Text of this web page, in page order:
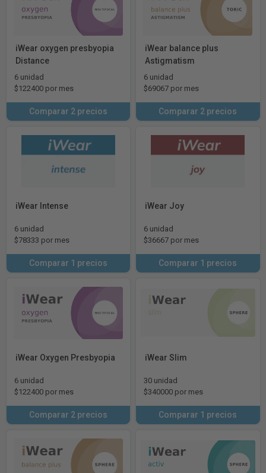
iWear oxygen presbyopia
Distance
6 unidad
$122400 por mes
Comparar 2 precios
iWear balance plus
Astigmatism
6 unidad
$69067 por mes
Comparar 2 precios
iWear Intense
6 unidad
$78333 por mes
Comparar 1 precios
iWear Joy
6 unidad
$36667 por mes
Comparar 1 precios
iWear Oxygen Presbyopia
6 unidad
$122400 por mes
Comparar 2 precios
iWear Slim
30 unidad
$340000 por mes
Comparar 1 precios